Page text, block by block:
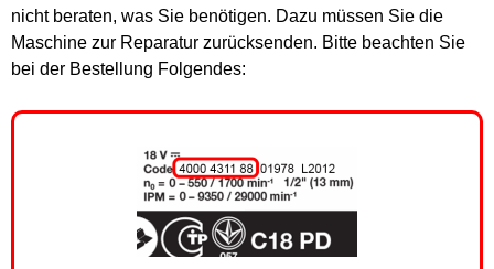
nicht beraten, was Sie benötigen. Dazu müssen Sie die
Maschine zur Reparatur zurücksenden. Bitte beachten Sie
bei der Bestellung Folgendes: